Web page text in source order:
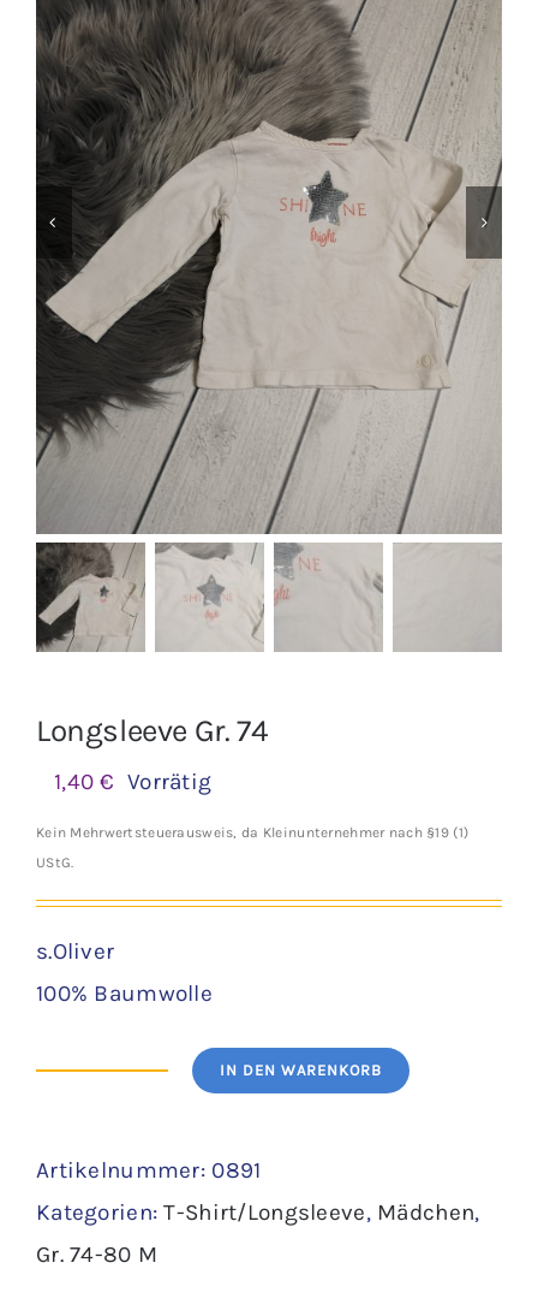
Jungen
Mädchen
Accesoires
Schuhe / Socken
Spielzeug
Babyausstattung
Longsleeve Gr. 74
1,40€ Vorrätig
Kein Mehrwertsteuerausweis, da Kleinunternehmer nach §19 (1)
UStG.
s.Oliver
100% Baumwolle
Longsleeve
74
Menge
IN DEN WARENKORB
Artikelnummer: 0891
Kategorien:T-Shirt/Longsleeve, Mädchen,
Gr. 74-80 M